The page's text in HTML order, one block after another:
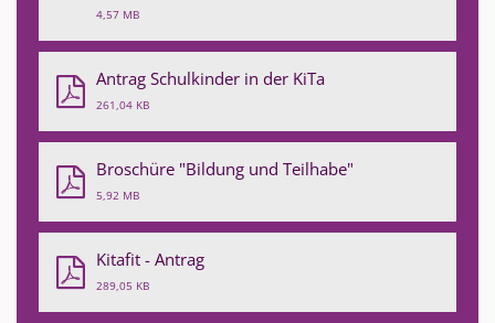
4,57 MB
Antrag Schulkinder in der KiTa
261,04 KB
Broschüre "Bildung und Teilhabe"
5,92 MB
Kitafit - Antrag
289,05 KB